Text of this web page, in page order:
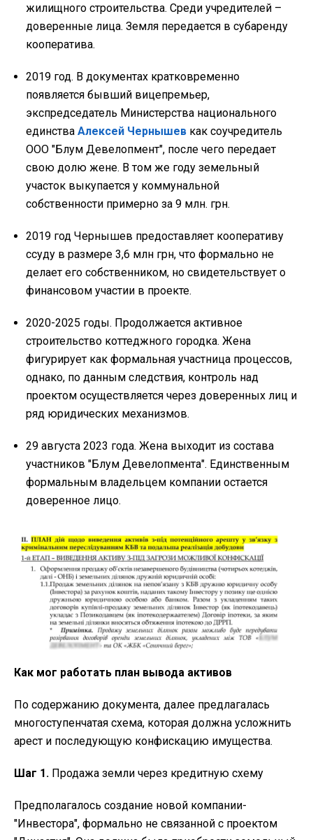
жилищного строительства. Среди учредителей –
доверенные лица. Земля передается в субаренду
кооператива.
2019 год. В документах кратковременно
появляется бывший вицепремьер,
экспредседатель Министерства национального
единства Алексей Чернышев как соучредитель
ООО "Блум Девелопмент", после чего передает
свою долю жене. В том же году земельный
участок выкупается у коммунальной
собственности примерно за 9 млн. грн.
2019 год Чернышев предоставляет кооперативу
ссуду в размере 3,6 млн грн, что формально не
делает его собственником, но свидетельствует о
финансовом участии в проекте.
2020-2025 годы. Продолжается активное
строительство коттеджного городка. Жена
фигурирует как формальная участница процессов,
однако, по данным следствия, контроль над
проектом осуществляется через доверенных лиц и
ряд юридических механизмов.
29 августа 2023 года. Жена выходит из состава
участников "Блум Девелопмента". Единственным
формальным владельцем компании остается
доверенное лицо.
Как мог работать план вывода активов
По содержанию документа, далее предлагалась
многоступенчатая схема, которая должна усложнить
арест и последующую конфискацию имущества.
Шаг 1. Продажа земли через кредитную схему
Предполагалось создание новой компании-
"Инвестора", формально не связанной с проектом